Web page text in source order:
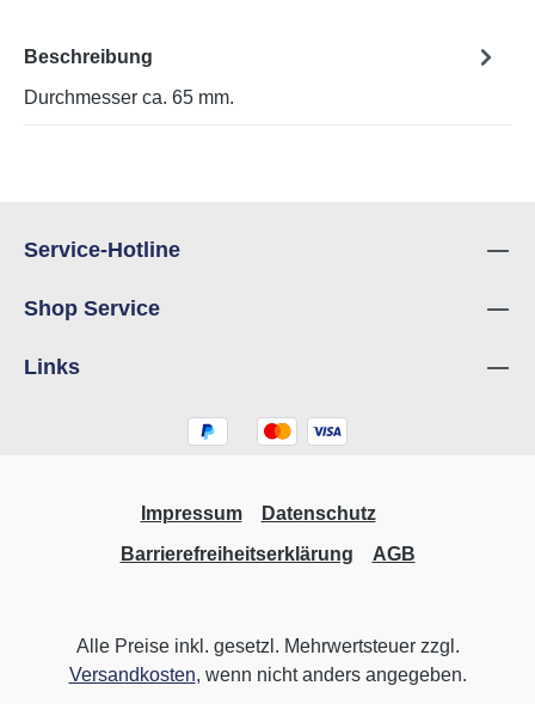
Beschreibung
Durchmesser ca. 65 mm.
Service-Hotline
Shop Service
Links
Impressum
Datenschutz
Barrierefreiheitserklärung
AGB
Alle Preise inkl. gesetzl. Mehrwertsteuer zzgl.
Versandkosten, wenn nicht anders angegeben.